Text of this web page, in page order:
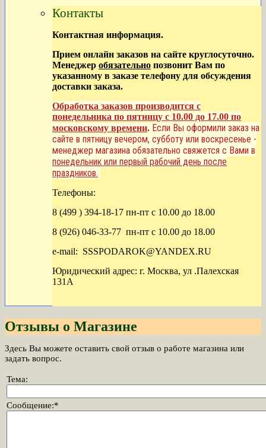
Контакты
Контактная информация.
Прием онлайн заказов на сайте круглосуточно.
Менеджер обязательно позвонит Вам по
указанному в заказе телефону для обсуждения
доставки заказа.
Обработка заказов производится с
понедельника по пятницу с 10.00 до 17.00 по
московскому времени. Если Вы оформили заказ на
сайте в пятницу вечером, субботу или воскресенье -
менеджер магазина обязательно свяжется с Вами в
понедельник или первый рабочий день после
праздников.
Телефоны:
8 (499 ) 394-18-17 пн-пт с 10.00 до 18.00
8 (926) 046-33-77 пн-пт с 10.00 до 18.00
e-mail: SSSPODAROK@YANDEX.RU
Юридический адрес: г. Москва, ул .Палехская
131А
Отзывы о Магазине
Здесь Вы можете оставить свой отзыв о работе магазина или
задать вопрос.
Тема:
Сообщение:*